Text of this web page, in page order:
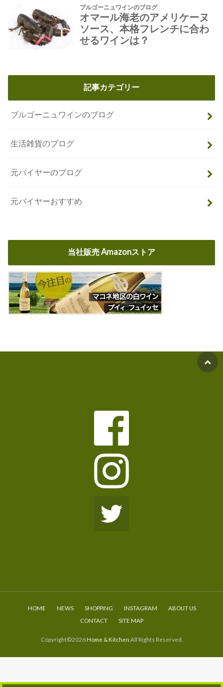
記事カテゴリー
ブルゴーニュワインのブログ
生活雑貨のブログ
元バイヤーのブログ
元バイヤーおすすめ
当社販売 Amazonストア
HOME NEWS SHOPPING INSTAGRAM
ABOUT US
CONTACT
SITE MAP
Copyright©2026Home & Kitchen .All Rights Reserved.